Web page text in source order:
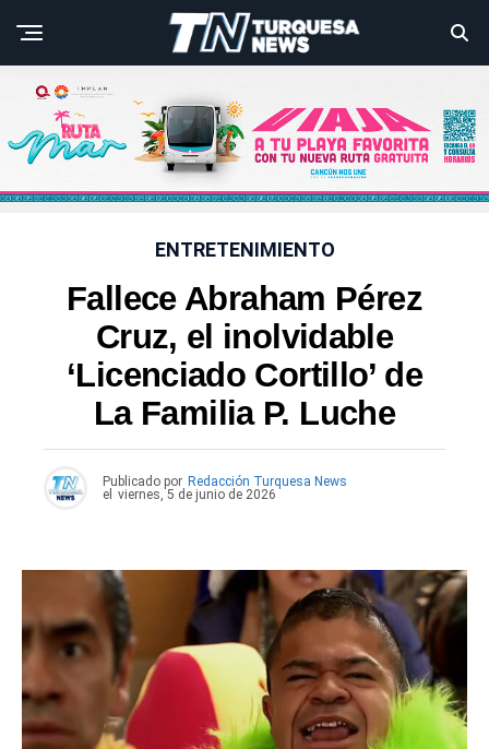
ENTRETENIMIENTO
Fallece Abraham Pérez
Cruz, el inolvidable
‘Licenciado Cortillo’ de
La Familia P. Luche
Publicado por Redacción Turquesa News
el viernes, 5 de junio de 2026